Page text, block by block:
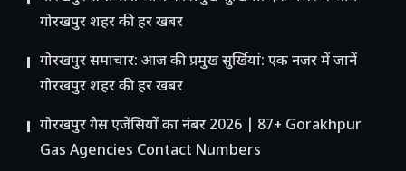
गोरखपुर शहर की हर खबर
गोरखपुर समाचार: आज की प्रमुख सुर्खियां: एक नजर में जानें
गोरखपुर शहर की हर खबर
गोरखपुर गैस एजेंसियों का नंबर 2026 | 87+ Gorakhpur
Gas Agencies Contact Numbers